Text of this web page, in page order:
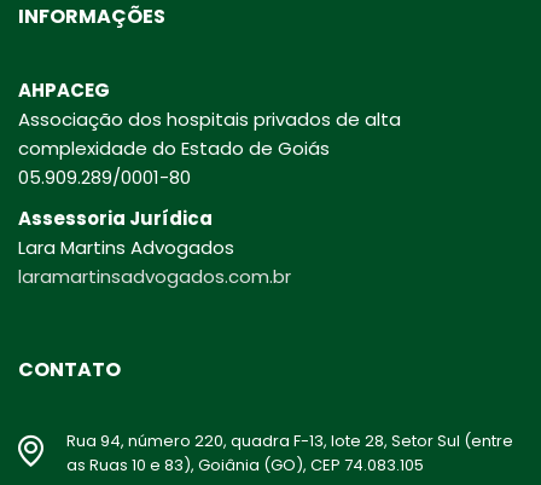
INFORMAÇÕES
AHPACEG
Associação dos hospitais privados de alta
complexidade do Estado de Goiás
05.909.289/0001-80
Assessoria Jurídica
Lara Martins Advogados
laramartinsadvogados.com.br
CONTATO
Rua 94, número 220, quadra F-13, lote 28, Setor Sul (entre
as Ruas 10 e 83), Goiânia (GO), CEP 74.083.105